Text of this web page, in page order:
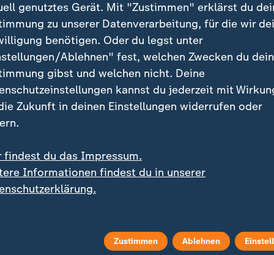
Top Ten möglich?
kam im Alter von zwei Jahren mit ihren
sind sie ihre Trainer "und meine größten
schon lange überzeugt ist, sie könne es in die Top
nicht lange glauben.
ein unglaublich gutes Level, das
habe ich letztes und dieses
mir das Selbstbewusstsein,
genutztes Gerät. Mit "Zustimmen" erklärst du
zu unserer Datenverarbeitung, für die wir
benötigen. Oder du legst unter
Ablehnen" fest, welchen Zwecken du
gibst und welchen nicht. Deine
kannst du jederzeit mit
Zukunft in deinen Einstellungen widerrufen oder
findest du das Impressum.
Informationen findest du in unserer
Zustimmen Ablehnen